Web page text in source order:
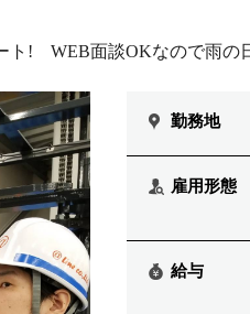
ト! WEB面談OKなので雨の
勤務地
雇用形態
給与